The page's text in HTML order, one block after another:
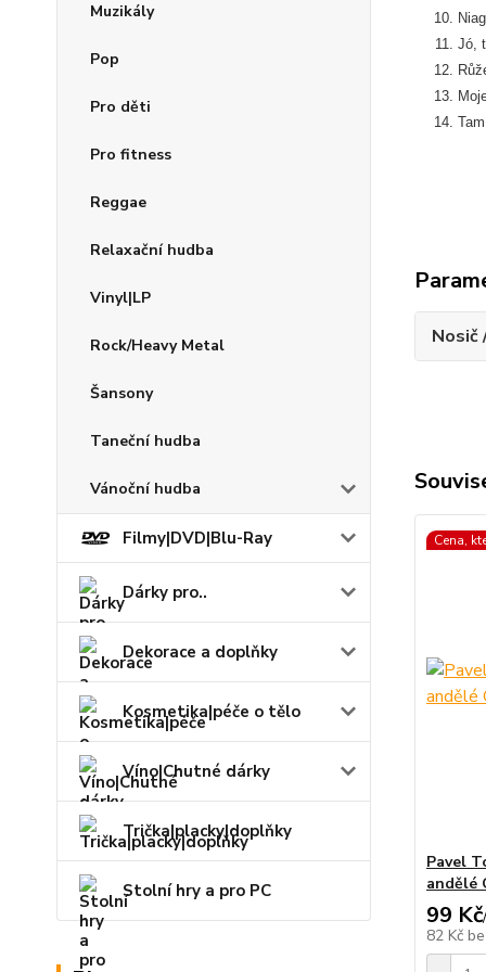
Muzikály
Pop
Pro děti
Pro fitness
Reggae
Relaxační hudba
Vinyl|LP
Rock/Heavy Metal
Šansony
Taneční hudba
Vánoční hudba
Filmy|DVD|Blu-Ray
Dárky pro..
Dekorace a doplňky
Kosmetika|péče o tělo
Víno|Chutné dárky
Trička|placky|doplňky
Stolní hry a pro PC
Jó,
Nosič
Cena,
Pavel
andělé
99 Kč/
82 Kč